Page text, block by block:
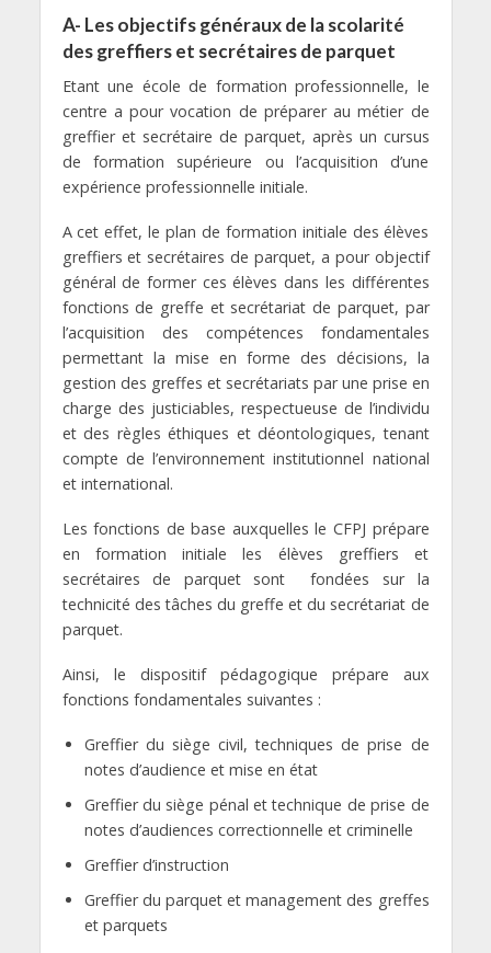
A- Les objectifs généraux de la scolarité
des greffiers et secrétaires de parquet
Etant une école de formation professionnelle, le
centre a pour vocation de préparer au métier de
greffier et secrétaire de parquet, après un cursus
de formation supérieure ou l’acquisition d’une
expérience professionnelle initiale.
A cet effet, le plan de formation initiale des élèves
greffiers et secrétaires de parquet, a pour objectif
général de former ces élèves dans les différentes
fonctions de greffe et secrétariat de parquet, par
l’acquisition des compétences fondamentales
permettant la mise en forme des décisions, la
gestion des greffes et secrétariats par une prise en
charge des justiciables, respectueuse de l’individu
et des règles éthiques et déontologiques, tenant
compte de l’environnement institutionnel national
et international.
Les fonctions de base auxquelles le CFPJ prépare
en formation initiale les élèves greffiers et
secrétaires de parquet sont fondées sur la
technicité des tâches du greffe et du secrétariat de
parquet.
Ainsi, le dispositif pédagogique prépare aux
fonctions fondamentales suivantes :
Greffier du siège civil, techniques de prise de
notes d’audience et mise en état
Greffier du siège pénal et technique de prise de
notes d’audiences correctionnelle et criminelle
Greffier d’instruction
Greffier du parquet et management des greffes
et parquets